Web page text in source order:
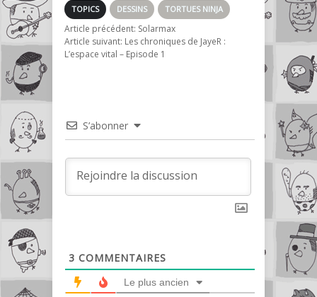
TOPICS DESSINS TORTUES NINJA
Article précédent: Solarmax
Article suivant: Les chroniques de JayeR :
L’espace vital – Episode 1
S’abonner
3 COMMENTAIRES
Le plus ancien